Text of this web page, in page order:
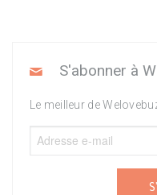
S'abonner à
Le meilleur de